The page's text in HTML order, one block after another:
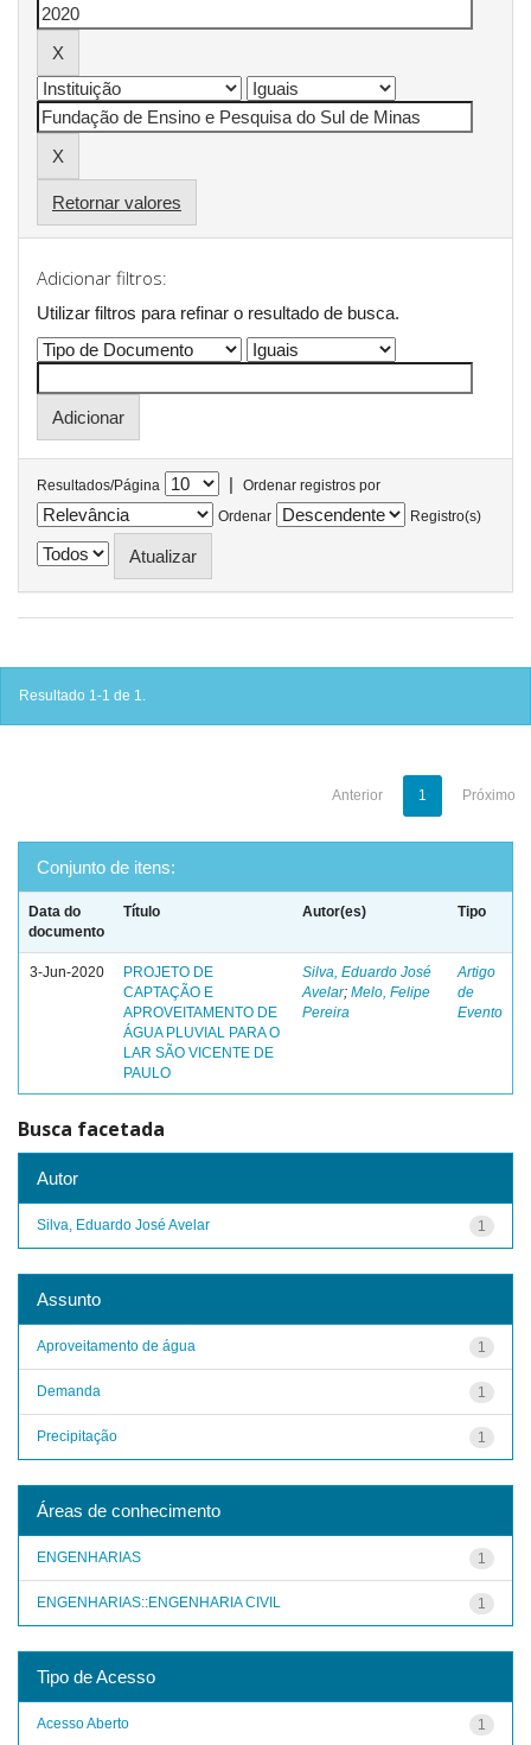
Retornar valores
Adicionar filtros:
Utilizar filtros para refinar o resultado de busca.
Resultados/Página |
Ordenar registros por
Ordenar
Registro(s)
Resultado 1-1 de 1.
Anterior 1 Próximo
Conjunto de itens:
Data do
documento
Título Autor(es) Tipo
3-Jun-2020
PROJETO DE
CAPTAÇÃO E
APROVEITAMENTO DE
ÁGUA PLUVIAL PARA O
LAR SÃO VICENTE DE
PAULO
Silva, Eduardo José
Avelar; Melo, Felipe
Pereira
Artigo
de
Evento
Busca facetada
Autor
1
Silva, Eduardo José Avelar
Assunto
1
Aproveitamento de água
1
Demanda
1
Precipitação
Áreas de conhecimento
1
ENGENHARIAS
1
ENGENHARIAS::ENGENHARIA CIVIL
Tipo de Acesso
1
Acesso Aberto